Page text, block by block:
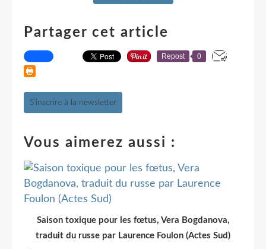
Partager cet article
Repost 0
S'inscrire à la newsletter
Vous aimerez aussi :
Saison toxique pour les fœtus, Vera Bogdanova,
traduit du russe par Laurence Foulon (Actes Sud)